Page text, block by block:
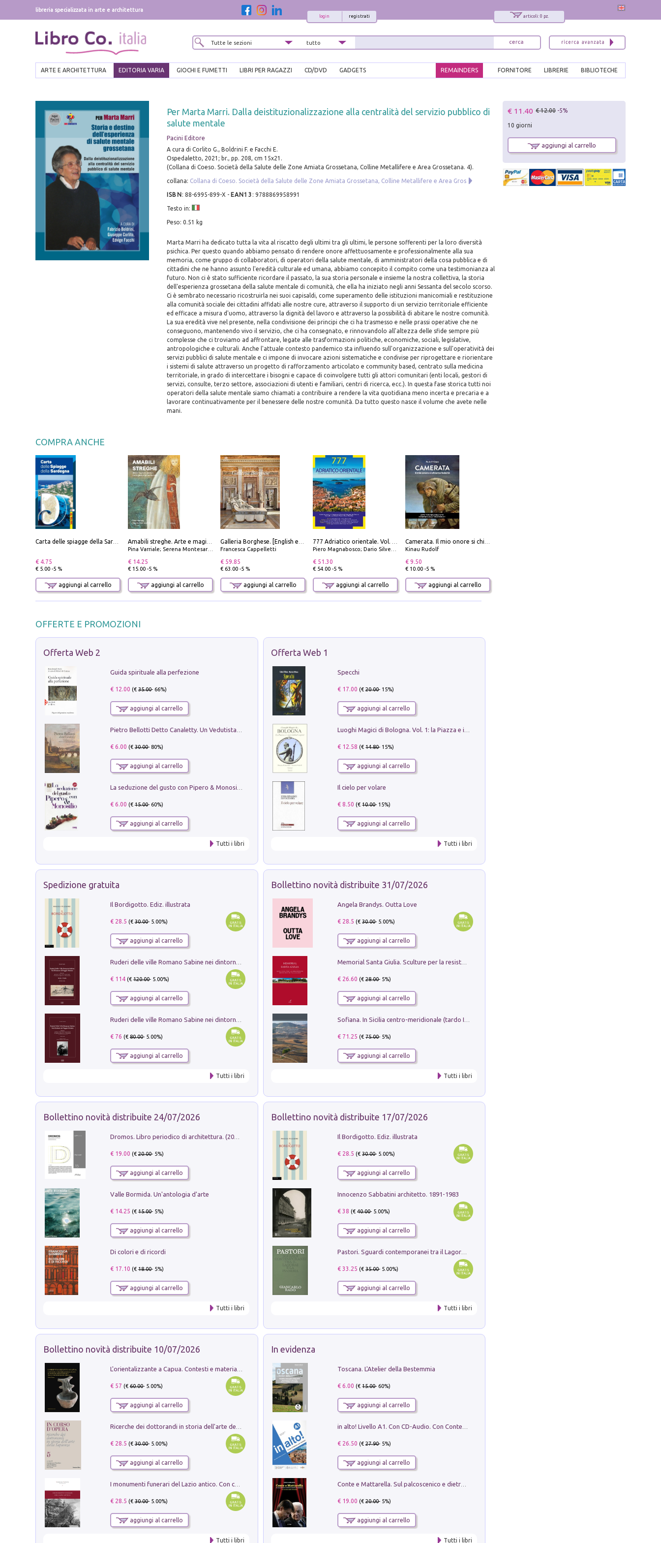
libreria specializzata in arte e architettura
articoli: 0 pz.
registrati
login
ARTE E ARCHITETTURA EDITORIA VARIA GIOCHI E FUMETTI LIBRI PER RAGAZZI CD/DVD GADGETS BIBLIOTECHE
LIBRERIE
FORNITORE
REMAINDERS
Per Marta Marri. Dalla deistituzionalizzazione alla centralità del servizio pubblico di
salute mentale
Pacini Editore
A cura di Corlito G., Boldrini F. e Facchi E.
Ospedaletto, 2021; br., pp. 208, cm 15x21.
(Collana di Coeso. Società della Salute delle Zone Amiata Grossetana, Colline Metallifere e Area Grossetana. 4).
collana: Collana di Coeso. Società della Salute delle Zone Amiata Grossetana, Colline Metallifere e Area Gros
ISBN : 88-6995-899-X - EAN13 : 9788869958991
Testo in:
Peso: 0.51 kg
Marta Marri ha dedicato tutta la vita al riscatto degli ultimi tra gli ultimi, le persone sofferenti per la loro diversità
psichica. Per questo quando abbiamo pensato di rendere onore affettuosamente e professionalmente alla sua
memoria, come gruppo di collaboratori, di operatori della salute mentale, di amministratori della cosa pubblica e di
cittadini che ne hanno assunto l'eredità culturale ed umana, abbiamo concepito il compito come una testimonianza al
futuro. Non ci è stato sufficiente ricordare il passato, la sua storia personale e insieme la nostra collettiva, la storia
dell'esperienza grossetana della salute mentale di comunità, che ella ha iniziato negli anni Sessanta del secolo scorso.
Ci è sembrato necessario ricostruirla nei suoi capisaldi, come superamento delle istituzioni manicomiali e restituzione
alla comunità sociale dei cittadini affidati alle nostre cure, attraverso il supporto di un servizio territoriale efficiente
ed efficace a misura d'uomo, attraverso la dignità del lavoro e attraverso la possibilità di abitare le nostre comunità.
La sua eredità vive nel presente, nella condivisione dei principi che ci ha trasmesso e nelle prassi operative che ne
conseguono, mantenendo vivo il servizio, che ci ha consegnato, e rinnovandolo all'altezza delle sfide sempre più
complesse che ci troviamo ad affrontare, legate alle trasformazioni politiche, economiche, sociali, legislative,
antropologiche e culturali. Anche l'attuale contesto pandemico sta influendo sull'organizzazione e sull'operatività dei
servizi pubblici di salute mentale e ci impone di invocare azioni sistematiche e condivise per riprogettare e riorientare
i sistemi di salute attraverso un progetto di rafforzamento articolato e community based, centrato sulla medicina
territoriale, in grado di intercettare i bisogni e capace di coinvolgere tutti gli attori comunitari (enti locali, gestori di
servizi, consulte, terzo settore, associazioni di utenti e familiari, centri di ricerca, ecc.). In questa fase storica tutti noi
operatori della salute mentale siamo chiamati a contribuire a rendere la vita quotidiana meno incerta e precaria e a
lavorare continuativamente per il benessere delle nostre comunità. Da tutto questo nasce il volume che avete nelle
mani.
COMPRA ANCHE
€ 4.75
€ 5.00 -5 %
aggiungi al carrello
Pina Varriale; Serena Montesarchio
€ 14.25
€ 15.00 -5 %
aggiungi al carrello
Francesca Cappelletti
€ 59.85
€ 63.00 -5 %
aggiungi al carrello
Piero Magnabosco; Dario Silvestro; Marco Sbrizzi
€ 51.30
€ 54.00 -5 %
aggiungi al carrello
Kinau Rudolf
€ 9.50
€ 10.00 -5 %
aggiungi al carrello
OFFERTE E PROMOZIONI
Offerta Web 2
Guida spirituale alla perfezione
€ 12.00 (€35.00- 66%)
aggiungi al carrello
€ 6.00 (€30.00- 80%)
aggiungi al carrello
€ 6.00 (€15.00- 60%)
aggiungi al carrello
Tutti i libri
Offerta Web 1
Specchi
€ 17.00 (€20.00- 15%)
aggiungi al carrello
€ 12.58 (€14.80- 15%)
aggiungi al carrello
Il cielo per volare
€ 8.50 (€10.00- 15%)
aggiungi al carrello
Tutti i libri
Spedizione gratuita
Il Bordigotto. Ediz. illustrata
€ 28.5 (€30.00- 5.00%)
aggiungi al carrello
€ 114(€120.00- 5.00%)
aggiungi al carrello
€ 76 (€80.00- 5.00%)
aggiungi al carrello
Tutti i libri
Bollettino novità distribuite 31/07/2026
Angela Brandys. Outta Love
€ 28.5 (€30.00- 5.00%)
aggiungi al carrello
€ 26.60 (€28.00- 5%)
aggiungi al carrello
€ 71.25 (€75.00- 5%)
aggiungi al carrello
Tutti i libri
Bollettino novità distribuite 24/07/2026
Dromos. Libro periodico di architettura. (2026). Vol. 15: Post-model
€ 19.00 (€20.00- 5%)
aggiungi al carrello
Valle Bormida. Un'antologia d'arte
€ 14.25 (€15.00- 5%)
aggiungi al carrello
Di colori e di ricordi
€ 17.10 (€18.00- 5%)
aggiungi al carrello
Tutti i libri
Bollettino novità distribuite 17/07/2026
Il Bordigotto. Ediz. illustrata
€ 28.5 (€30.00- 5.00%)
aggiungi al carrello
Innocenzo Sabbatini architetto. 1891-1983
€ 38 (€40.00- 5.00%)
aggiungi al carrello
€ 33.25 (€35.00- 5.00%)
aggiungi al carrello
Tutti i libri
Bollettino novità distribuite 10/07/2026
€ 57 (€60.00- 5.00%)
aggiungi al carrello
€ 28.5 (€30.00- 5.00%)
aggiungi al carrello
I monumenti funerari del Lazio antico. Con cartella con tavole
€ 28.5 (€30.00- 5.00%)
aggiungi al carrello
Tutti i libri
In evidenza
Toscana. L'Atelier della Bestemmia
€ 6.00 (€15.00- 60%)
aggiungi al carrello
€ 26.50 (€27.90- 5%)
aggiungi al carrello
€ 19.00 (€20.00- 5%)
aggiungi al carrello
Tutti i libri
€ 11.40 € 12.00 -5%
10 giorni
aggiungi al carrello
x
Interessato ai nostri libri?
Sarai informato delle nostre novità, potrai
comunque cancellarti quando desideri.
modulo di iscrizione